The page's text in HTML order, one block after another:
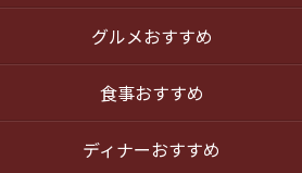
グルメおすすめ
食事おすすめ
ディナーおすすめ